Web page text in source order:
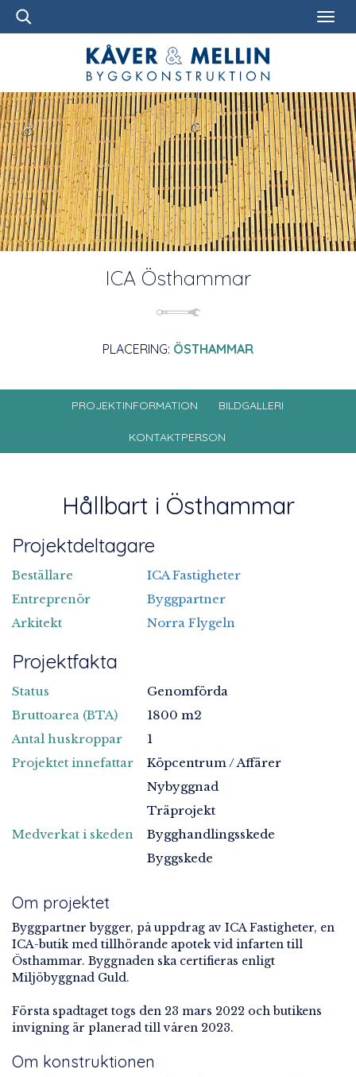
ICA Östhammar
PLACERING: ÖSTHAMMAR
PROJEKTINFORMATION BILDGALLERI
KONTAKTPERSON
Hållbart i Östhammar
Projektdeltagare
Beställare
ICA Fastigheter
Entreprenör
Byggpartner
Arkitekt
Norra Flygeln
Projektfakta
Status
Genomförda
Bruttoarea (BTA)
1800 m2
Antal huskroppar
1
Projektet innefattar
Köpcentrum / Affärer
Nybyggnad
Träprojekt
Medverkat i skeden
Bygghandlingsskede
Byggskede
Om projektet
Byggpartner bygger, på uppdrag av ICA Fastigheter, en
ICA-butik med tillhörande apotek vid infarten till
Östhammar. Byggnaden ska certifieras enligt
Miljöbyggnad Guld.
Första spadtaget togs den 23 mars 2022 och butikens
invigning är planerad till våren 2023.
Om konstruktionen